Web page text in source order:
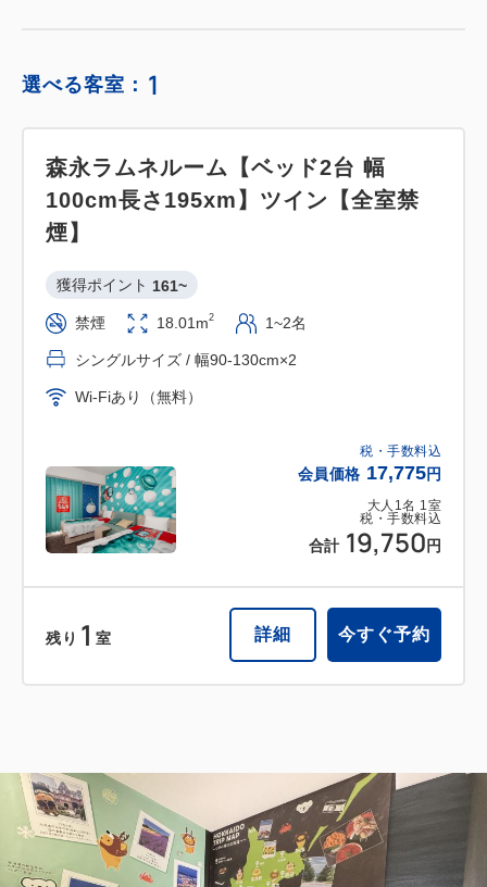
選べる客室： 1
税・手数料込
会員価格 17,775円
大人 1名 1室
税・手数料込
合計 19,750 円
森永ラムネルーム【ベッド2台 幅
100cm長さ195xm】ツイン【全室禁
煙】
獲得ポイント 161~
禁煙 18.01m2 1~2名
シングルサイズ / 幅90-130cm×2
Wi-Fiあり（無料）
残り 1 室 詳細 今すぐ予約